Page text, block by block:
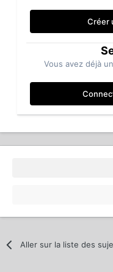
Créer
Vous avez déjà
Aller sur la liste des